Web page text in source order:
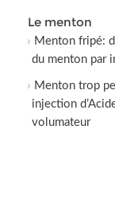
Le menton
Menton fripé:
du menton par
Menton trop
injection
volumateur